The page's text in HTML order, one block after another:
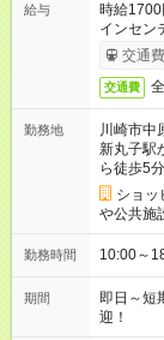
給与
時給
インセン
交通
交通費
勤務地
川崎市中
新丸子駅
ら徒歩5分
ショッ
や公共施
勤務時間 10:00～
期間
即日～短
迎！